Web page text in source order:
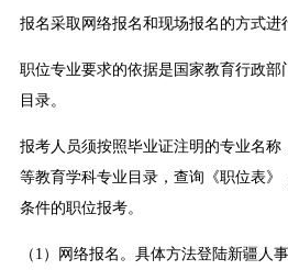
报名采取网络报名和现场报名的方式进
职位专业要求的依据是国家教育行政部
目录。
报考人员须按照毕业证注明的专业名称
等教育学科专业目录，查询《职位表》
条件的职位报考。
（1）网络报名。具体方法登陆新疆人